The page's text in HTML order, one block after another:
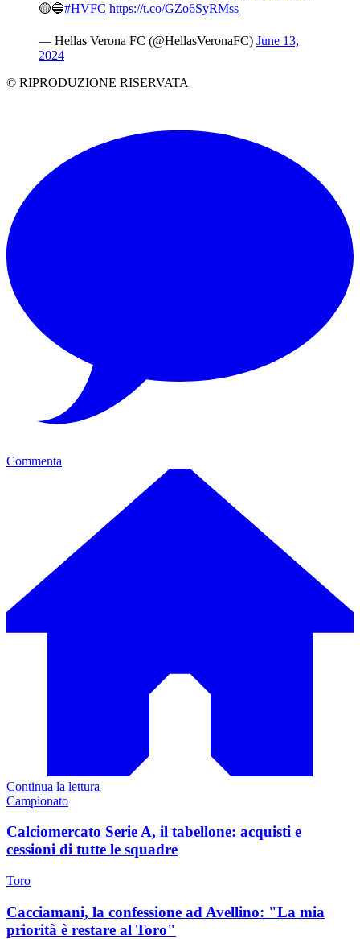
🟡🔵#HVFC https://t.co/GZo6SyRMss
— Hellas Verona FC (@HellasVeronaFC) June 13,
2024
© RIPRODUZIONE RISERVATA
Commenta
Continua la lettura
Campionato
Calciomercato Serie A, il tabellone: acquisti e
cessioni di tutte le squadre
Toro
Cacciamani, la confessione ad Avellino: "La mia
priorità è restare al Toro"